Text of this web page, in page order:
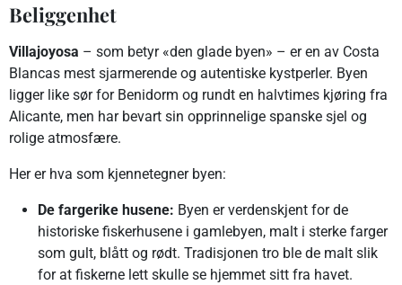
Beliggenhet
Villajoyosa – som betyr «den glade byen» – er en av Costa
Blancas mest sjarmerende og autentiske kystperler. Byen
ligger like sør for Benidorm og rundt en halvtimes kjøring fra
Alicante, men har bevart sin opprinnelige spanske sjel og
rolige atmosfære.
Her er hva som kjennetegner byen:
De fargerike husene: Byen er verdenskjent for de
historiske fiskerhusene i gamlebyen, malt i sterke farger
som gult, blått og rødt. Tradisjonen tro ble de malt slik
for at fiskerne lett skulle se hjemmet sitt fra havet.